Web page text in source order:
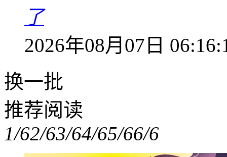
了
2026年08月07日
换一批
推荐阅读
1/62/63/64/65/66/6